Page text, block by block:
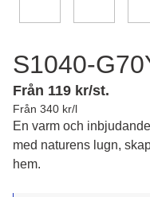
S1040-
Från 119 kr/st.
Från 340 kr/l
En varm och
med naturens lugn,
hem.